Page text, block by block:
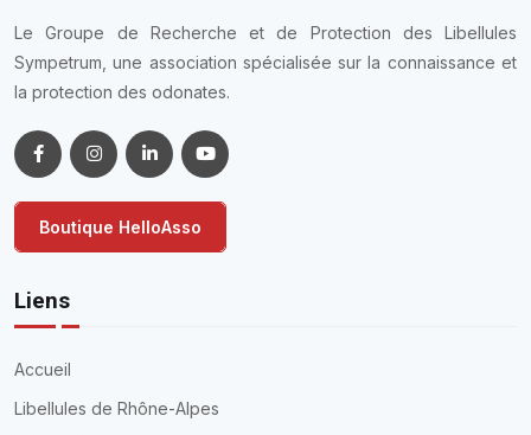
Le Groupe de Recherche et de Protection des Libellules
Sympetrum, une association spécialisée sur la connaissance et
la protection des odonates.
Boutique HelloAsso
Liens
Accueil
Libellules de Rhône-Alpes